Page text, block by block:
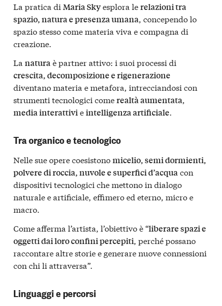
La pratica di Maria Skyesplora lerelazioni tra
spazio, natura e presenza umana, concependo lo
spazio stesso come materia viva e compagna di
creazione.
La naturaè partner attivo: i suoi processi di
crescita, decomposizione e rigenerazione
diventano materia e metafora, intrecciandosi con
strumenti tecnologici comerealtà aumentata,
media interattivieintelligenza artificiale.
Tra organico e tecnologico
Nelle sue opere coesistonomicelio, semi dormienti,
polvere di roccia, nuvole e superfici d’acquacon
dispositivi tecnologici che mettono in dialogo
naturale e artificiale, effimero ed eterno, micro e
macro.
Come afferma l’artista, l’obiettivo è “liberare spazi e
oggetti dai loro confini percepiti , perché possano
raccontare altre storie e generare nuove connessioni
con chi li attraversa”.
Linguaggi e percorsi